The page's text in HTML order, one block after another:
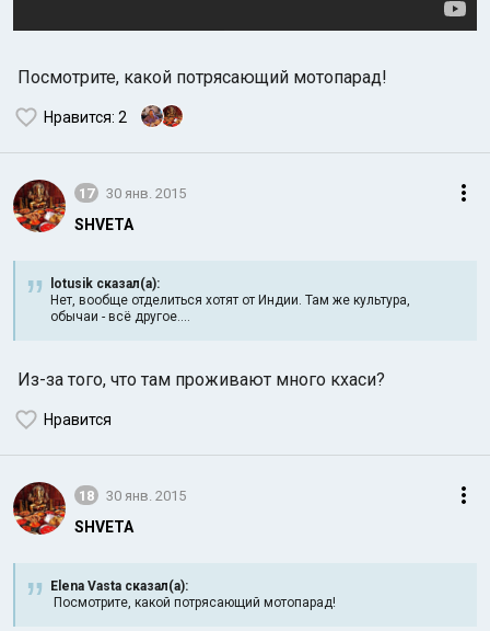
Посмотрите, какой потрясающий мотопарад!
Нравится: 2
17 30 янв. 2015
SHVETA
lotusik сказал(а):
Нет, вообще отделиться хотят от Индии. Там же культура,
обычаи - всё другое....
Из-за того, что там проживают много кхаси?
Нравится
18 30 янв. 2015
SHVETA
Elena Vasta сказал(а):
Посмотрите, какой потрясающий мотопарад!